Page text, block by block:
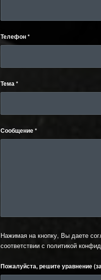
Телефон*
Тема*
Сообщение*
Нажимая на кнопку, Вы даете
соответствии с политикой
Пожалуйста, решите уравнение